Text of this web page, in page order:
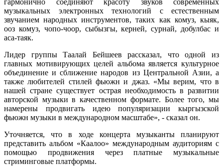
музыкальных электронных технологий с естественным
звучанием народных инструментов, таких как комуз, кыяк,
ооз комуз, чопо-чоор, сыбызгы, керней, сурнай, добулбас и
аса-таяк.
Лидер группы Таалай Бейшеев рассказал, что одной из
главных мотивирующих целей альбома является культурное
объединение и сближение народов из Центральной Азии, а
также любителей стилей фьюжн и джаз. «Мы верим, что в
нашей стране существует острая необходимость в развитии
авторской музыки в качественном формате. Более того, мы
намерены продвигать идею популяризации кыргызской
фьюжн музыки в международном масштабе», - сказал он.
Уточняется, что в ходе концерта музыканты планируют
представить альбом «Каалоо» международным аудиториям с
помощью продвижения через платные музыкальные
стриминговые платформы.